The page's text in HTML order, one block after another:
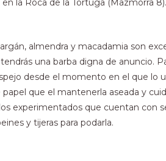
la Roca de la Tortuga (Mazmorra
almendra y macadamia son
una barba digna de anuncio.
desde el momento en el que lo
que el mantenerla aseada y
experimentados que cuentan con
y tijeras para podarla.